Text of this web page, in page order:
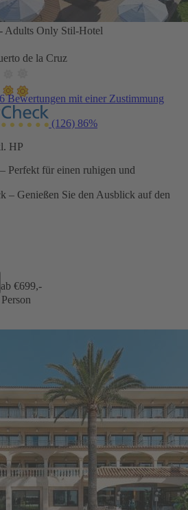
Only Stil-Hotel
de la Cruz
Bewertungen mit einer Zustimmung
(126) 86%
HP
Perfekt für einen ruhigen und
– Genießen Sie den Ausblick auf den
ab €699,-